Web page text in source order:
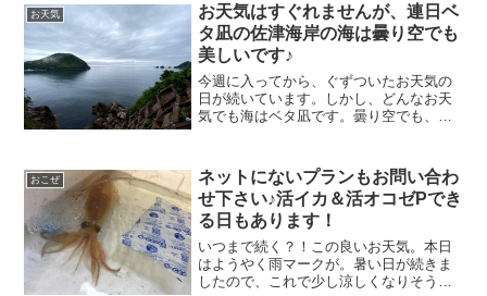
お天気
お天気はすぐれませんが、連日ベ
タ凪の佐津海岸の海は曇り空でも
美しいです♪
今週に入ってから、ぐずついたお天気の
日が続いています。しかし、どんなお天
気でも海はベタ凪です。曇り空でも、佐
おこぜ
ネットにないプランもお問い合わ
せ下さい♪活イカ＆活オコゼPでき
る日もあります！
いつまで続く？！この良いお天気。本日
はようやく雨マークが。暑い日が続きま
したので、これで少し涼しくなりそうで